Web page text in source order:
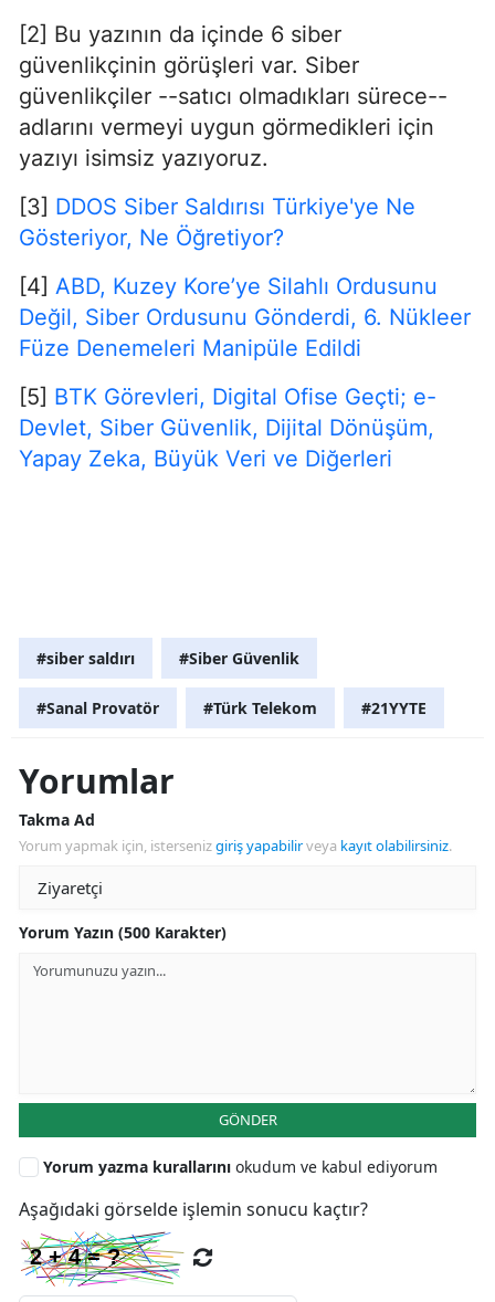
[2] Bu yazının da içinde 6 siber
güvenlikçinin görüşleri var. Siber
güvenlikçiler --satıcı olmadıkları sürece--
adlarını vermeyi uygun görmedikleri için
yazıyı isimsiz yazıyoruz.
[3] DDOS Siber Saldırısı Türkiye'ye Ne
Gösteriyor, Ne Öğretiyor?
[4] ABD, Kuzey Kore’ye Silahlı Ordusunu
Değil, Siber Ordusunu Gönderdi, 6. Nükleer
Füze Denemeleri Manipüle Edildi
[5] BTK Görevleri, Digital Ofise Geçti; e-
Devlet, Siber Güvenlik, Dijital Dönüşüm,
Yapay Zeka, Büyük Veri ve Diğerleri
#siber saldırı #Siber Güvenlik
#Sanal Provatör #Türk Telekom #21YYTE
Yorumlar
Takma Ad
Yorum yapmak için, istersenizgiriş yapabilirveya kayıt olabilirsiniz.
Yorum Yazın (500 Karakter)
GÖNDER
Yorum yazma kurallarını okudum ve kabul ediyorum
Aşağıdaki görselde işlemin sonucu kaçtır?